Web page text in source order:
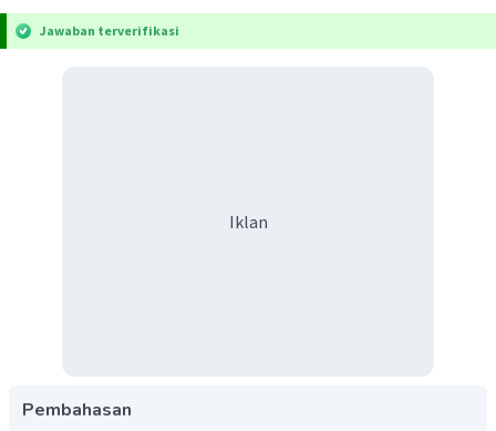
Jawaban terverifikasi
Iklan
Pembahasan